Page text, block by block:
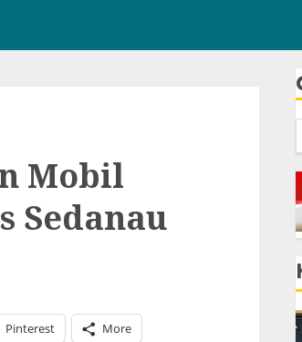
Mobil
Sedanau
Pinterest More